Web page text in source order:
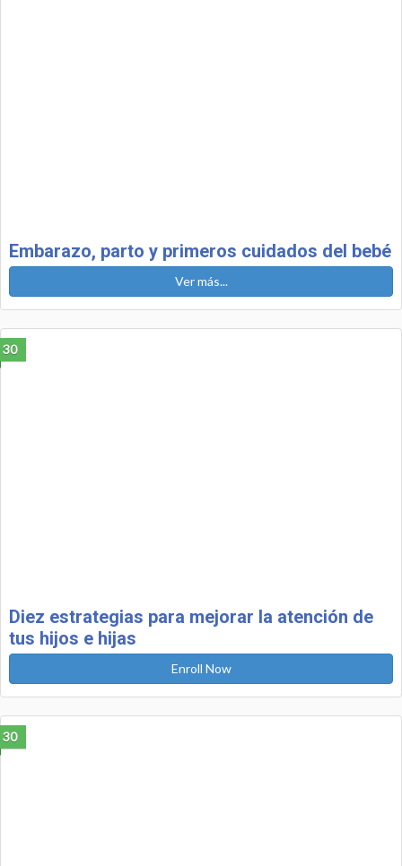
Embarazo, parto y primeros cuidados del bebé
Ver más...
30
Diez estrategias para mejorar la atención de
tus hijos e hijas
Enroll Now
30